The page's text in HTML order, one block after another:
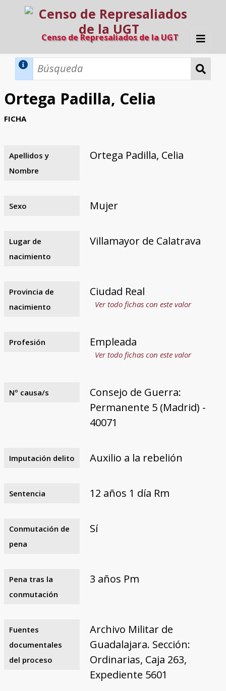
Censo de Represaliados de la UGT
Inicio
Búsqueda Dinámica
Búsqueda Avanzada
Filtros A-Z
Razones y objetivos
El equipo
Colaboradores
Fuentes documentales
Ortega Padilla, Celia
FICHA
Apellidos y
Nombre
Ortega Padilla, Celia
Sexo Mujer
Lugar de
nacimiento
Villamayor de Calatrava
Provincia de
nacimiento
Ciudad Real
Ver todo fichas con este valor
Profesión Empleada
Ver todo fichas con este valor
Nº causa/s
Consejo de Guerra:
Permanente 5 (Madrid) -
40071
Imputación delito Auxilio a la rebelión
Sentencia 12 años 1 día Rm
Conmutación de
pena
Sí
Pena tras la
conmutación
3 años Pm
Fuentes
documentales
del proceso
Archivo Militar de
Guadalajara. Sección:
Ordinarias, Caja 263,
Expediente 5601